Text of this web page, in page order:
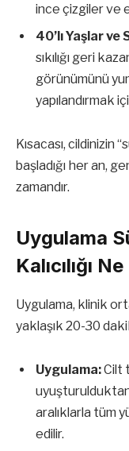
ince çizgiler ve
40’lı Yaşlar ve
sıkılığı geri
görünümünü
yapılandırmak
Kısacası, cildinizin
başladığı her an,
zamandır.
Uygulama
Kalıcılığı
Uygulama, klinik
yaklaşık 20-30
Uygulama:Cilt
aralıklarla tüm
edilir.